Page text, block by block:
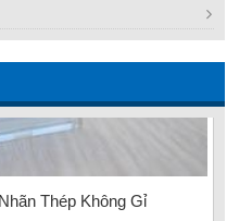
Thép Không Gỉ